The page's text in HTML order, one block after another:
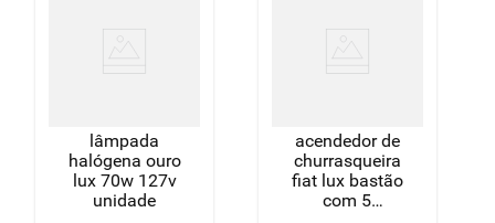
lâmpada
halógena ouro
lux 70w 127v
unidade
acendedor de
churrasqueira
fiat lux bastão
com 5